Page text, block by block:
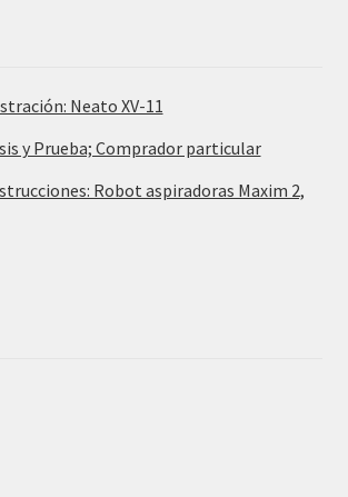
Neato XV-11
y Prueba; Comprador particular
Robot aspiradoras Maxim 2,